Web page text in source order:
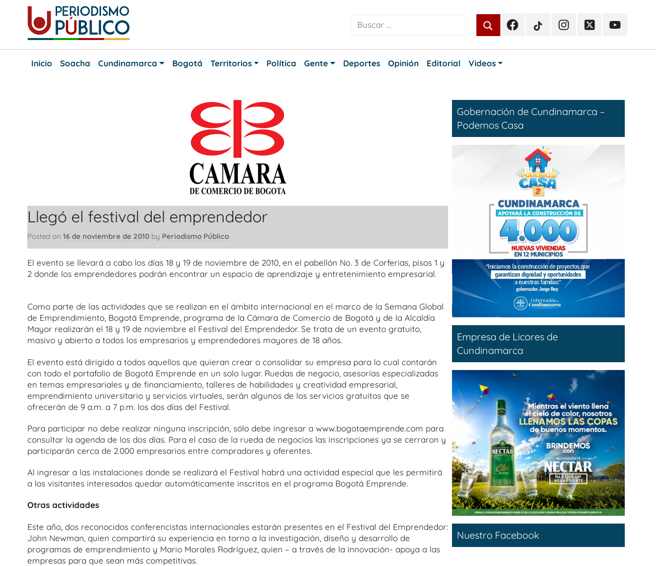
content
Periodismo
Noticias
FacebookTikTokInstagramTwitterYoutube
Inicio
Soacha Cundinamarca Bogotá Territorios Política Gente Deportes Opinión Editorial Videos
Llegó el festival del emprendedor
Posted on 16 de noviembre de 2010 by Periodismo Público
El evento se llevará a cabo los días 18 y 19 de noviembre de 2010, en el pabellón No. 3 de Corferias, pisos 1 y
2 donde los emprendedores podrán encontrar un espacio de aprendizaje y entretenimiento empresarial.
Como parte de las actividades que se realizan en el ámbito internacional en el marco de la Semana Global
de Emprendimiento, Bogotá Emprende, programa de la Cámara de Comercio de Bogotá y de la Alcaldía
Mayor realizarán el 18 y 19 de noviembre el Festival del Emprendedor. Se trata de un evento gratuito,
masivo y abierto a todos los empresarios y emprendedores mayores de 18 años.
El evento está dirigido a todos aquellos que quieran crear o consolidar su empresa para lo cual contarán
con todo el portafolio de Bogotá Emprende en un solo lugar. Ruedas de negocio, asesorías especializadas
en temas empresariales y de financiamiento, talleres de habilidades y creatividad empresarial,
emprendimiento universitario y servicios virtuales, serán algunos de los servicios gratuitos que se
ofrecerán de 9 a.m. a 7 p.m. los dos días del Festival.
Para participar no debe realizar ninguna inscripción, sólo debe ingresar a www.bogotaemprende.com para
consultar la agenda de los dos días. Para el caso de la rueda de negocios las inscripciones ya se cerraron y
participarán cerca de 2.000 empresarios entre compradores y oferentes.
Al ingresar a las instalaciones donde se realizará el Festival habrá una actividad especial que les permitirá
a los visitantes interesados quedar automáticamente inscritos en el programa Bogotá Emprende.
Otras actividades
Este año, dos reconocidos conferencistas internacionales estarán presentes en el Festival del Emprendedor:
John Newman, quien compartirá su experiencia en torno a la investigación, diseño y desarrollo de
programas de emprendimiento y Mario Morales Rodríguez, quien – a través de la innovación- apoya a las
empresas para que sean más competitivas.
Gobernación de Cundinamarca –
Podemos Casa
Empresa de Licores de
Cundinamarca
Nuestro Facebook